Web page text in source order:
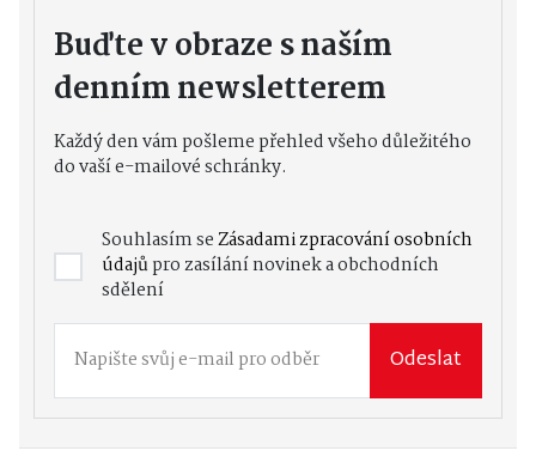
Buďte v obraze s naším
denním newsletterem
Každý den vám pošleme přehled všeho důležitého
do vaší e-mailové schránky.
Souhlasím seZásadami zpracování osobních
údajůpro zasílání novinek a obchodních
sdělení
Odeslat